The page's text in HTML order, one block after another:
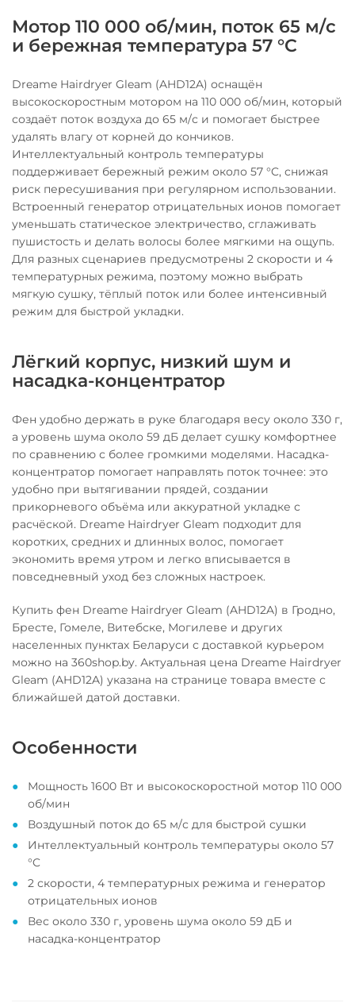
Мотор 110 000 об/мин, поток 65 м/с
и бережная температура 57 °C
Dreame Hairdryer Gleam (AHD12A) оснащён
высокоскоростным мотором на 110 000 об/мин, который
создаёт поток воздуха до 65 м/с и помогает быстрее
удалять влагу от корней до кончиков.
Интеллектуальный контроль температуры
поддерживает бережный режим около 57 °C, снижая
риск пересушивания при регулярном использовании.
Встроенный генератор отрицательных ионов помогает
уменьшать статическое электричество, сглаживать
пушистость и делать волосы более мягкими на ощупь.
Для разных сценариев предусмотрены 2 скорости и 4
температурных режима, поэтому можно выбрать
мягкую сушку, тёплый поток или более интенсивный
режим для быстрой укладки.
Лёгкий корпус, низкий шум и
насадка-концентратор
Фен удобно держать в руке благодаря весу около 330 г,
а уровень шума около 59 дБ делает сушку комфортнее
по сравнению с более громкими моделями. Насадка-
концентратор помогает направлять поток точнее: это
удобно при вытягивании прядей, создании
прикорневого объёма или аккуратной укладке с
расчёской. Dreame Hairdryer Gleam подходит для
коротких, средних и длинных волос, помогает
экономить время утром и легко вписывается в
повседневный уход без сложных настроек.
Купить фен Dreame Hairdryer Gleam (AHD12A) в Гродно,
Бресте, Гомеле, Витебске, Могилеве и других
населенных пунктах Беларуси с доставкой курьером
можно на 360shop.by. Актуальная цена Dreame Hairdryer
Gleam (AHD12A) указана на странице товара вместе с
ближайшей датой доставки.
Особенности
Мощность 1600 Вт и высокоскоростной мотор 110 000
об/мин
Воздушный поток до 65 м/с для быстрой сушки
Интеллектуальный контроль температуры около 57
°C
2 скорости, 4 температурных режима и генератор
отрицательных ионов
Вес около 330 г, уровень шума около 59 дБ и
насадка-концентратор